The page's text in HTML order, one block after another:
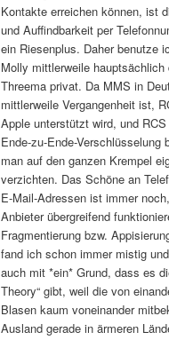
Kontakte erreichen können, ist
und Auffindbarkeit per
ein Riesenplus. Daher benutze
Molly mittlerweile hauptsächlich
Threema privat. Da MMS in
mittlerweile Vergangenheit ist,
Apple unterstützt wird, und
Ende-zu-Ende-Verschlüsselung
man auf den ganzen Krempel
verzichten. Das Schöne an
E-Mail-Adressen ist immer
Anbieter übergreifend
Fragmentierung bzw.
fand ich schon immer mistig
auch mit *ein* Grund, dass es
Theory“ gibt, weil die von
Blasen kaum voneinander
Ausland gerade in ärmeren